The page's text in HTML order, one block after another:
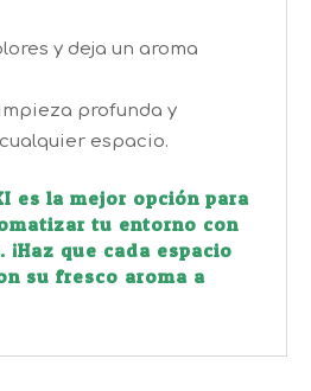
y deja un aroma
profunda y
espacio.
es la mejor opción para
tu entorno con
que cada espacio
su fresco aroma a